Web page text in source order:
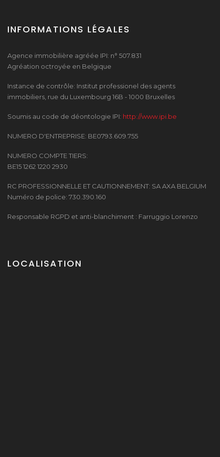
INFORMATIONS LÉGALES
Agence immobilière agréée IPI: n° 507.831
Agréation octroyée en Belgique
Instance de contrôle: Institut professionel des agents
immobiliers, rue du Luxembourg 16B - 1000 Bruxelles
Soumis au code de déontologie IPI: http://www.ipi.be
NUMERO D'ENTREPRISE: BE0793.609.755
NUMERO COMPTE TIERS:
BE15 1262 1220 2930
RC PROFESSIONNELLE ET CAUTIONNEMENT: SA AXA BELGIUM
Numéro de police: 730.390.160
Responsable RGPD et anti-blanchiment : Farruggio Lorenzo
LOCALISATION